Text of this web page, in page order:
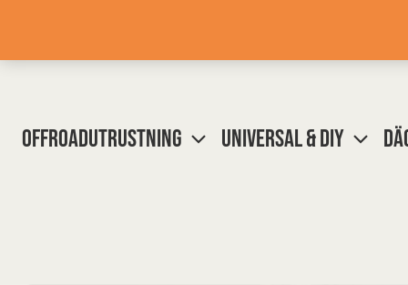
OFFROADUTRUSTNING UNIVERSAL & DIY